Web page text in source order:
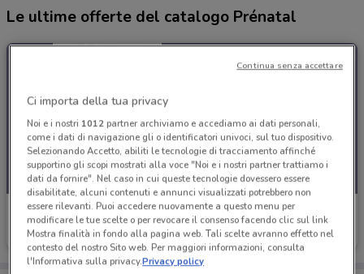
Le ultime offerte del catalogo Prénatal
Prenatal
Scade il 17/08 3.4 km
Ci importa della tua privacy
Noi e i nostri 1012partner archiviamo e accediamo ai dati personali,
come i dati di navigazione gli o identificatori univoci, sul tuo dispositivo.
Selezionando Accetto, abiliti le tecnologie di tracciamento affinché
supportino gli scopi mostrati alla voce "Noi e i nostri partner trattiamo i
dati da fornire". Nel caso in cui queste tecnologie dovessero essere
disabilitate, alcuni contenuti e annunci visualizzati potrebbero non
essere rilevanti. Puoi accedere nuovamente a questo menu per
modificare le tue scelte o per revocare il consenso facendo clic sul link
Mostra finalità in fondo alla pagina web. Tali scelte avranno effetto nel
contesto del nostro Sito web. Per maggiori informazioni, consulta
l'Informativa sulla privacy.Privacy policy
Continua senza accettare